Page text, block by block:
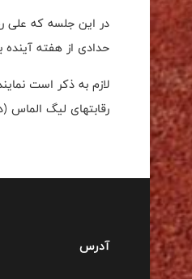
در این‌ جلسه که علی
حدادی از هفته آینده
رقابتهای لیگ الماس (دوحه۲۰۱۹) کسب
آدرس